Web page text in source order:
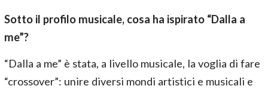
Sotto il profilo musicale, cosa ha ispirato “Dalla a
me”?
“Dalla a me” è stata, a livello musicale, la voglia di fare
“crossover”: unire diversi mondi artistici e musicali e